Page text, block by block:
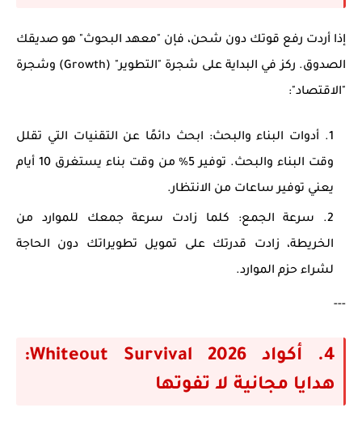
إذا أردت رفع قوتك دون شحن، فإن "معهد البحوث" هو صديقك
الصدوق. ركز في البداية على شجرة "التطوير" (Growth)
وشجرة
"الاقتصاد":
أدوات البناء والبحث: ابحث دائمًا عن التقنيات التي تقلل
وقت البناء والبحث. توفير 5% من وقت بناء يستغرق 10 أيام
يعني توفير ساعات من الانتظار.
سرعة الجمع: كلما زادت سرعة جمعك للموارد من
الخريطة، زادت قدرتك على تمويل تطويراتك دون الحاجة
لشراء حزم الموارد.
---
4. أكواد Whiteout Survival 2026:
هدايا مجانية لا تفوتها